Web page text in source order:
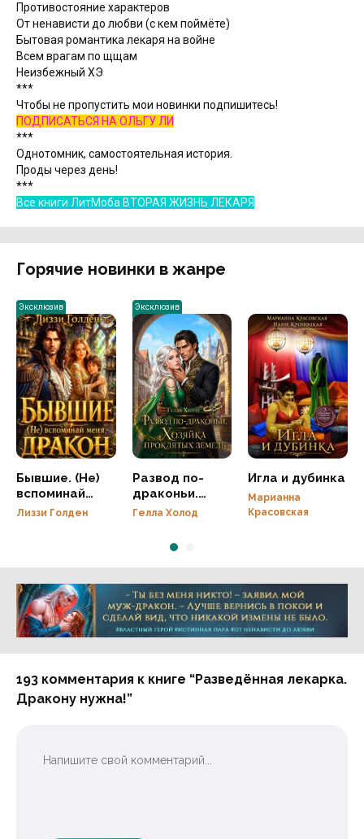
Противостояние характеров
От ненависти до любви (с кем поймёте)
Бытовая романтика лекаря на войне
Всем врагам по щщам
Неизбежный ХЭ
***
Чтобы не пропустить мои новинки подпишитесь!
ПОДПИСАТЬСЯ НА ОЛЬГУ ЛИ
***
Однотомник, самостоятельная история.
Проды через день!
***
Все книги ЛитМоба ВТОРАЯ ЖИЗНЬ ЛЕКАРЯ
Горячие новинки в жанре
Эксклюзив
Бывшие. (Не)
вспоминай
меня, дракон
Лиззи Голден
Эксклюзив
Развод по-
драконьи.
Хозяйка
земель
Гелла Холод
Игла и дубинка
Марианна
Красовская
Реклама 16+ АО «ЛитГород»
193 комментария к книге “Разведённая лекарка.
Дракону нужна!”